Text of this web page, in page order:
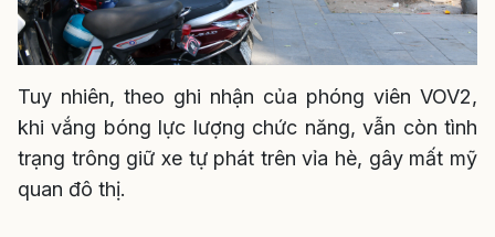
Tuy nhiên, theo ghi nhận của phóng viên VOV2,
khi vắng bóng lực lượng chức năng, vẫn còn tình
trạng trông giữ xe tự phát trên vỉa hè, gây mất mỹ
quan đô thị.